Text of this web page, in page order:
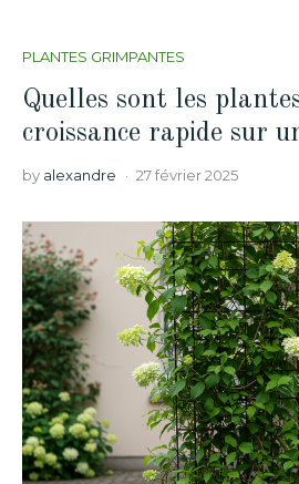
PLANTES GRIMPANTES
Quelles sont les
croissance rapide sur
by alexandre 27 février 2025